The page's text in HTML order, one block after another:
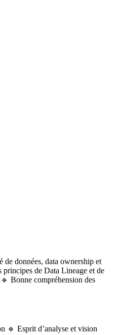
données, data ownership et
principes de Data Lineage et de
Bonne compréhension des
🔹 Esprit d’analyse et vision